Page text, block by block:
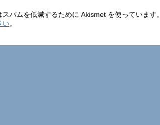
スパムを低減するために Akismet を使っています。
い。